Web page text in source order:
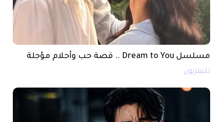
مسلسل Dream to You .. قصة حب وأحلام مؤجلة
تليفزيون